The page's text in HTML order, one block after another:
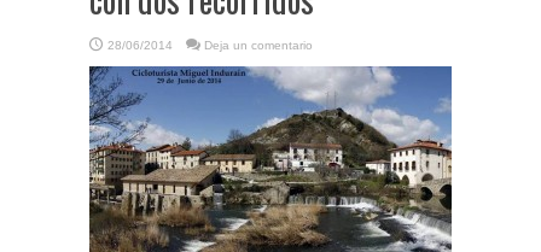
28/06/2014 Deja un comentario